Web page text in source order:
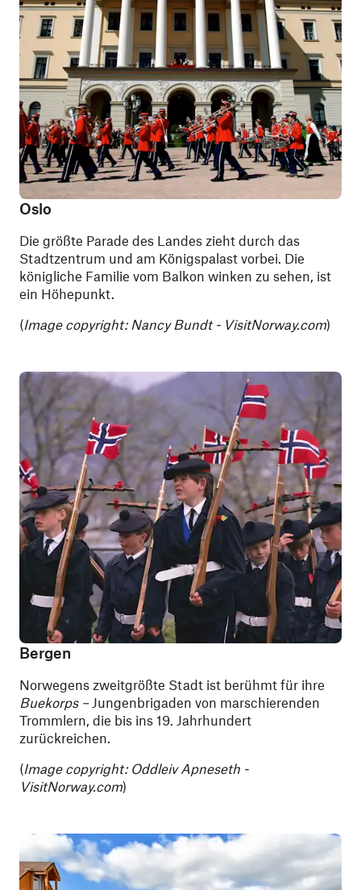
Oslo
Die größte Parade des Landes zieht durch das
Stadtzentrum und am Königspalast vorbei. Die
königliche Familie vom Balkon winken zu sehen, ist
ein Höhepunkt.
(Image copyright: Nancy Bundt - VisitNorway.com)
Bergen
Norwegens zweitgrößte Stadt ist berühmt für ihre
Buekorps – Jungenbrigaden von marschierenden
Trommlern, die bis ins 19. Jahrhundert
zurückreichen.
(Image copyright: Oddleiv Apneseth -
VisitNorway.com)